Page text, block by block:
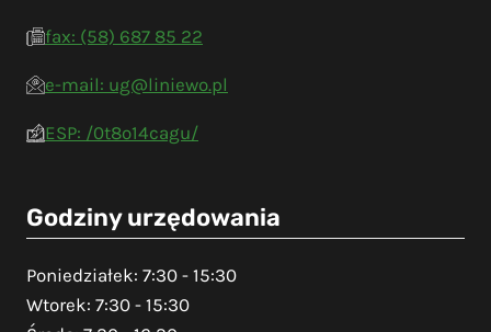
fax: (58) 687 85 22
e-mail: ug@liniewo.pl
ESP: /0t8o14cagu/
Godziny urzędowania
Poniedziałek: 7:30 - 15:30
Wtorek: 7:30 - 15:30